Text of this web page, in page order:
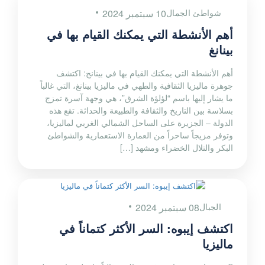
شواطئ الجمال10 سبتمبر 2024
أهم الأنشطة التي يمكنك القيام بها في
بينانغ
أهم الأنشطة التي يمكنك القيام بها في بينانج: اكتشف
جوهرة ماليزيا الثقافية والطهي في ماليزيا بينانغ، التي غالباً
ما يشار إليها باسم “لؤلؤة الشرق”، هي وجهة آسرة تمزج
بسلاسة بين التاريخ والثقافة والطبيعة والحداثة. تقع هذه
الدولة – الجزيرة على الساحل الشمالي الغربي لماليزيا،
وتوفر مزيجاً ساحراً من العمارة الاستعمارية والشواطئ
البكر والتلال الخضراء ومشهد […]
الجبال08 سبتمبر 2024
اكتشف إيبوه: السر الأكثر كتماناً في
ماليزيا